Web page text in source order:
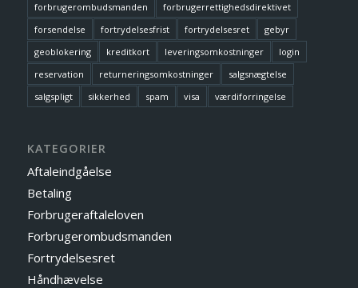
forbrugerombudsmanden
forbrugerrettighedsdirektivet
forsendelse
fortrydelsesfrist fortrydelsesret
gebyr
geoblokering
kreditkort leveringsomkostninger
login
reservation
returneringsomkostninger
salgsnægtelse
salgspligt
sikkerhed spam visa værdiforringelse
KATEGORIER
Aftaleindgåelse
Betaling
Forbrugeraftaleloven
Forbrugerombudsmanden
Fortrydelsesret
Håndhævelse